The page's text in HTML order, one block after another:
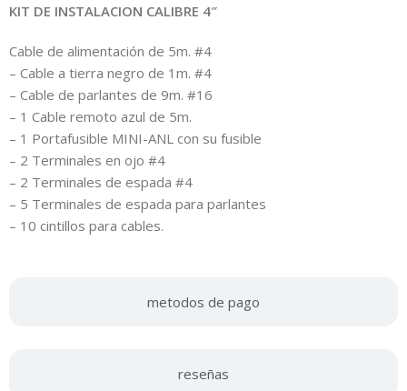
metodos de pago
reseñas
KIT DE INSTALACION CALIBRE 4″
Cable de alimentación de 5m. #4
– Cable a tierra negro de 1m. #4
– Cable de parlantes de 9m. #16
– 1 Cable remoto azul de 5m.
– 1 Portafusible MINI-ANL con su fusible
– 2 Terminales en ojo #4
– 2 Terminales de espada #4
– 5 Terminales de espada para parlantes
– 10 cintillos para cables.